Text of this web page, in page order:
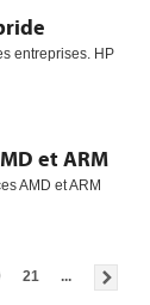
entreprises. HP
et ARM
AMD et ARM
21 ...